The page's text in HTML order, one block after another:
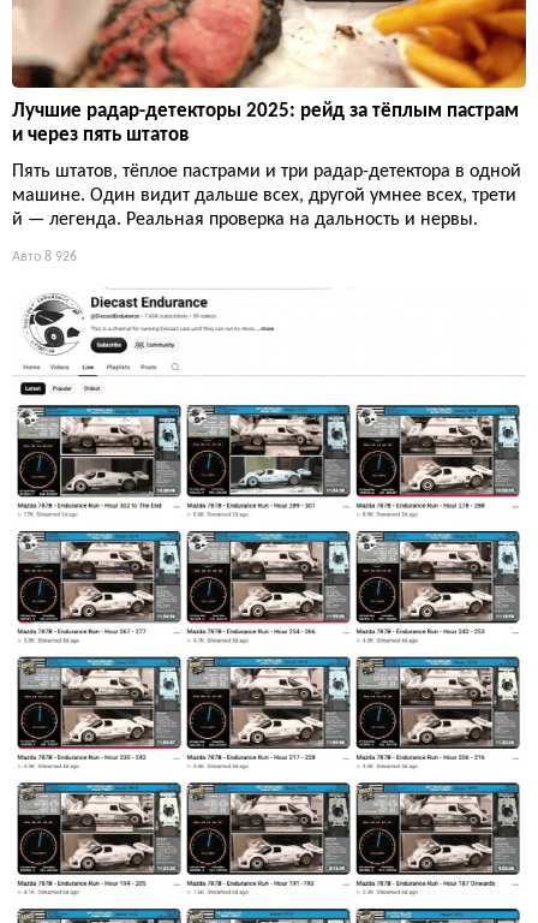
Лучшие радар-детекторы 2025: рейд за тёплым пастрам
и через пять штатов
Пять штатов, тёплое пастрами и три радар-детектора в одной
машине. Один видит дальше всех, другой умнее всех, трети
й — легенда. Реальная проверка на дальность и нервы.
Авто 8 926